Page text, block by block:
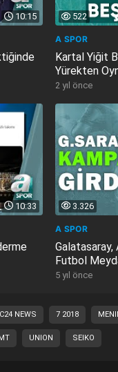
10:15 522
A SPOR
Kartal Yiğit
Yürekten
Meydanı...
2 yıl önce
10:33 3.326
A SPOR
Galatasaray,
Futbol
5 yıl önce
NEWS 7 2018
UNION SEIKO